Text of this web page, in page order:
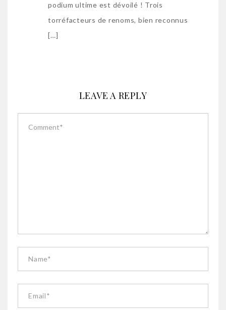
podium ultime est dévoilé ! Trois
torréfacteurs de renoms, bien reconnus
[…]
LEAVE A REPLY